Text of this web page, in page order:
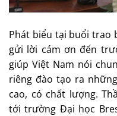
Phát biểu tại buổi trao
gửi lời cám ơn đến
giúp Việt Nam nói
riêng đào tạo ra
cao, có chất lượng.
tới trường Đại học